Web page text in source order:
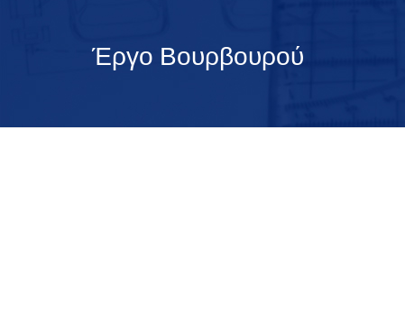
Έργο Βουρβουρού